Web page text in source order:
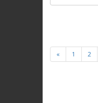
« 1 2